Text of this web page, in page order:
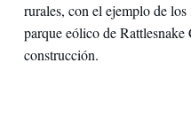
rurales, con el ejemplo de
parque eólico de
construcción.